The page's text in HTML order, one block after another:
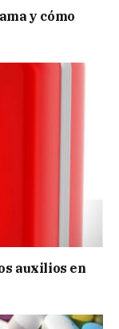
y cómo
auxilios en